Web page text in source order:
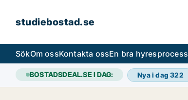
studiebostad.se
SökOm ossKontakta ossEn bra hyresprocess
BOSTADSDEAL.SE I DAG: Nya i dag322